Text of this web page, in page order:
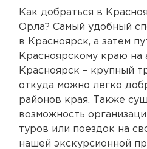
Как добраться в
Орла? Самый удобный
в Красноярск, а затем
Красноярскому краю на
Красноярск – крупный
откуда можно легко
районов края. Также
возможность
туров или поездок на
нашей экскурсионной